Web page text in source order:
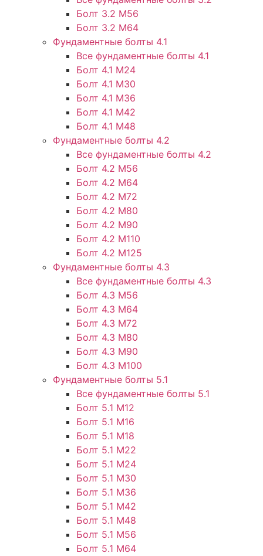
Болт 3.2 М56
Болт 3.2 М64
Фундаментные болты 4.1
Все фундаментные болты 4.1
Болт 4.1 М24
Болт 4.1 М30
Болт 4.1 М36
Болт 4.1 М42
Болт 4.1 М48
Фундаментные болты 4.2
Все фундаментные болты 4.2
Болт 4.2 М56
Болт 4.2 М64
Болт 4.2 М72
Болт 4.2 М80
Болт 4.2 М90
Болт 4.2 М110
Болт 4.2 М125
Фундаментные болты 4.3
Все фундаментные болты 4.3
Болт 4.3 М56
Болт 4.3 М64
Болт 4.3 М72
Болт 4.3 М80
Болт 4.3 М90
Болт 4.3 М100
Фундаментные болты 5.1
Все фундаментные болты 5.1
Болт 5.1 М12
Болт 5.1 М16
Болт 5.1 М18
Болт 5.1 М22
Болт 5.1 М24
Болт 5.1 М30
Болт 5.1 М36
Болт 5.1 М42
Болт 5.1 М48
Болт 5.1 М56
Болт 5.1 М64